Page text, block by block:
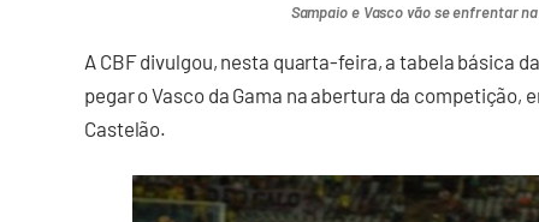
Sampaio e Vasco vão se enfrentar
A CBF divulgou, nesta quarta-feira, a tabela básica
pegar o Vasco da Gama na abertura da competição,
Castelão.